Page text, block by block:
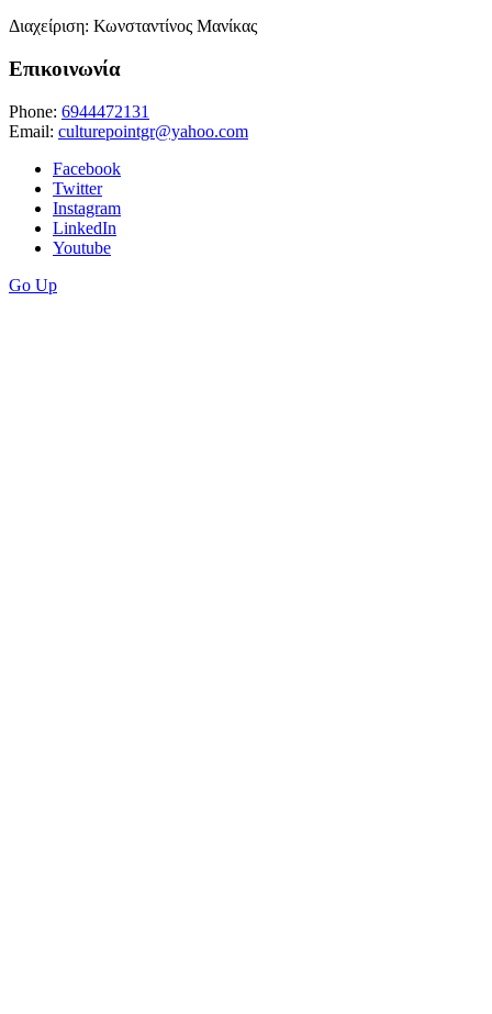
Διαχείριση: Κωνσταντίνος Μανίκας
Επικοινωνία
Phone: 6944472131
Email: culturepointgr@yahoo.com
Facebook
Twitter
Instagram
LinkedIn
Youtube
Go Up